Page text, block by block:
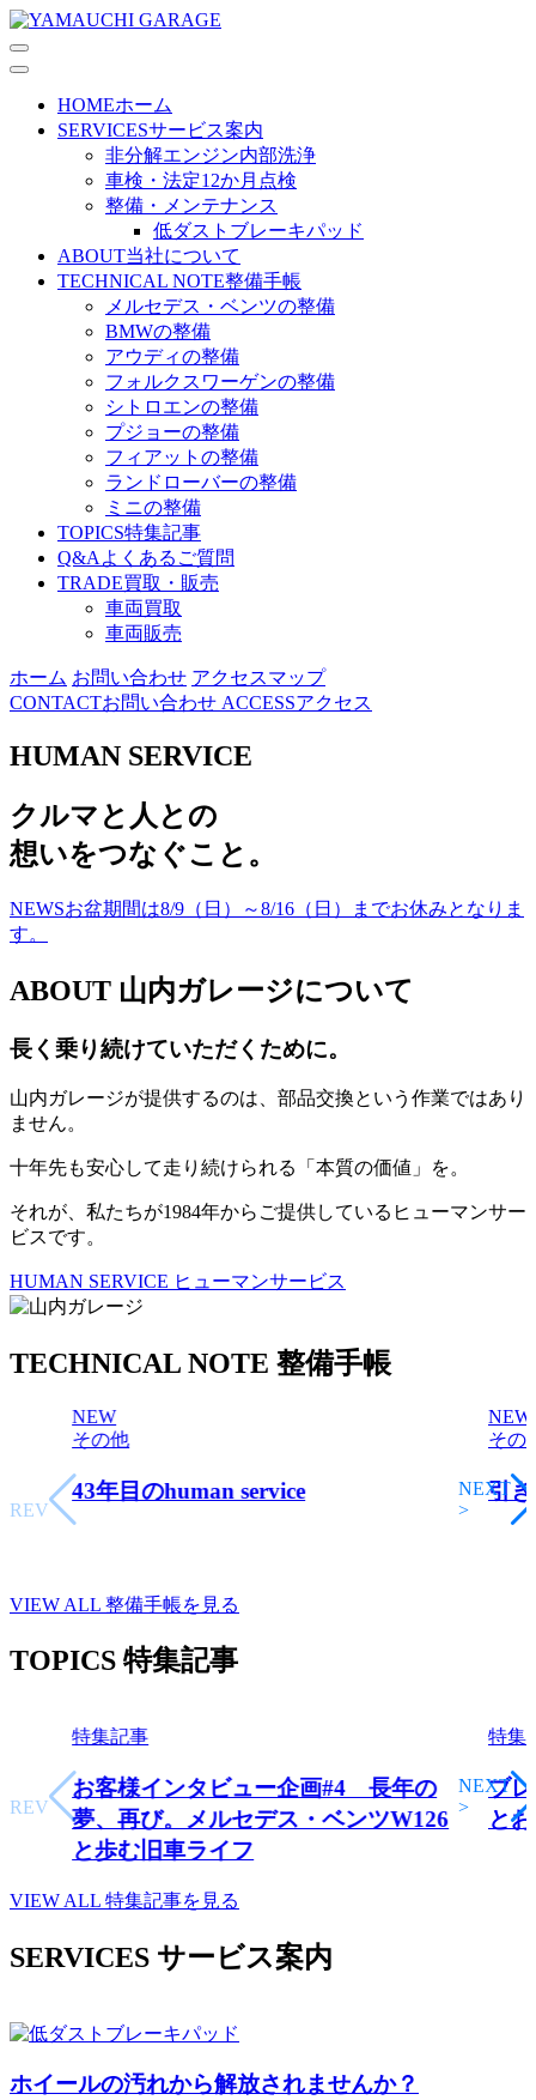
HOMEホーム
SERVICESサービス案内
非分解エンジン内部洗浄
車検・法定12か月点検
整備・メンテナンス
低ダストブレーキパッド
ABOUT当社について
TECHNICAL NOTE整備手帳
メルセデス・ベンツの整備
BMWの整備
アウディの整備
フォルクスワーゲンの整備
シトロエンの整備
プジョーの整備
フィアットの整備
ランドローバーの整備
ミニの整備
TOPICS特集記事
Q&A よくあるご質問
TRADE買取・販売
車両買取
車両販売
ホーム お問い合わせ アクセスマップ
CONTACTお問い合わせ ACCESSアクセス
HUMAN SERVICE
クルマ と 人 と の
想いをつな ぐこ と 。
NEWSお盆期間は8/9（日）～8/16（日）までお休みとなりま
す。
ABOUT 山内ガレージについて
長く乗り続けていただくために。
山内ガレージが提供するのは、部品交換という作業ではあり
ません。
十年先も安心して走り続けられる「本質の価値」を。
それが、私たちが1984年からご提供しているヒューマンサー
ビスです。
HUMAN SERVICE ヒューマンサービス
TECHNICAL NOTE 整備手帳
NEW
その他
43年目のhuman service
NEW
その
引
PREV
NEXT
>
VIEW ALL 整備手帳を見る
TOPICS 特集記事
特集記事
お客様インタビュー企画#4 長年の
夢、再び。メルセデス・ベンツW126
と歩む旧車ライフ
特集
ブ
と
PREV
NEXT
>
VIEW ALL 特集記事を見る
SERVICES サービス案内
ホイールの汚れから解放されませんか？